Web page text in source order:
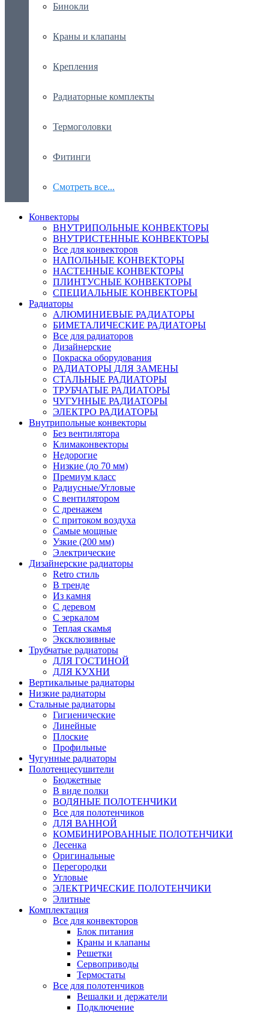
Бинокли
Краны и клапаны
Крепления
Радиаторные комплекты
Термоголовки
Фитинги
Смотреть все...
Конвекторы
ВНУТРИПОЛЬНЫЕ КОНВЕКТОРЫ
ВНУТРИСТЕННЫЕ КОНВЕКТОРЫ
Все для конвекторов
НАПОЛЬНЫЕ КОНВЕКТОРЫ
НАСТЕННЫЕ КОНВЕКТОРЫ
ПЛИНТУСНЫЕ КОНВЕКТОРЫ
СПЕЦИАЛЬНЫЕ КОНВЕКТОРЫ
Радиаторы
АЛЮМИНИЕВЫЕ РАДИАТОРЫ
БИМЕТАЛИЧЕСКИЕ РАДИАТОРЫ
Все для радиаторов
Дизайнерские
Покраска оборудования
РАДИАТОРЫ ДЛЯ ЗАМЕНЫ
СТАЛЬНЫЕ РАДИАТОРЫ
ТРУБЧАТЫЕ РАДИАТОРЫ
ЧУГУННЫЕ РАДИАТОРЫ
ЭЛЕКТРО РАДИАТОРЫ
Внутрипольные конвекторы
Без вентилятора
Климаконвекторы
Недорогие
Низкие (до 70 мм)
Премиум класс
Радиусные/Угловые
С вентилятором
С дренажем
С притоком воздуха
Самые мощные
Узкие (200 мм)
Электрические
Дизайнерские радиаторы
Retro стиль
В тренде
Из камня
С деревом
С зеркалом
Теплая скамья
Эксклюзивные
Трубчатые радиаторы
ДЛЯ ГОСТИНОЙ
ДЛЯ КУХНИ
Вертикальные радиаторы
Низкие радиаторы
Стальные радиаторы
Гигиенические
Линейные
Плоские
Профильные
Чугунные радиаторы
Полотенцесушители
Бюджетные
В виде полки
ВОДЯНЫЕ ПОЛОТЕНЧИКИ
Все для полотенчиков
ДЛЯ ВАННОЙ
КОМБИНИРОВАННЫЕ ПОЛОТЕНЧИКИ
Лесенка
Оригинальные
Перегородки
Угловые
ЭЛЕКТРИЧЕСКИЕ ПОЛОТЕНЧИКИ
Элитные
Комплектация
Все для конвекторов
Блок питания
Краны и клапаны
Решетки
Сервоприводы
Термостаты
Все для полотенчиков
Вешалки и держатели
Подключение